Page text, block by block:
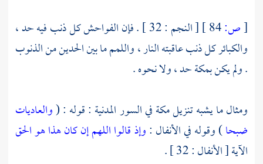
[ص:
[ النجم : 32 ] . فإن الفواحش كل ذنب فيه حد ،
والكبائر كل ذنب عاقبته النار ، واللمم ما بين الحدين من الذنوب
. ولم يكنبمكةحد ، ولا نحوه .
ومثال ما يشبه تنزيلمكةفي السور المدنية : قوله : (والعاديات
ضبحا) وقوله في الأنفال :وإذ قالوا اللهم إن كان هذا هو الحق
الآية [ الأنفال : 32 ] .